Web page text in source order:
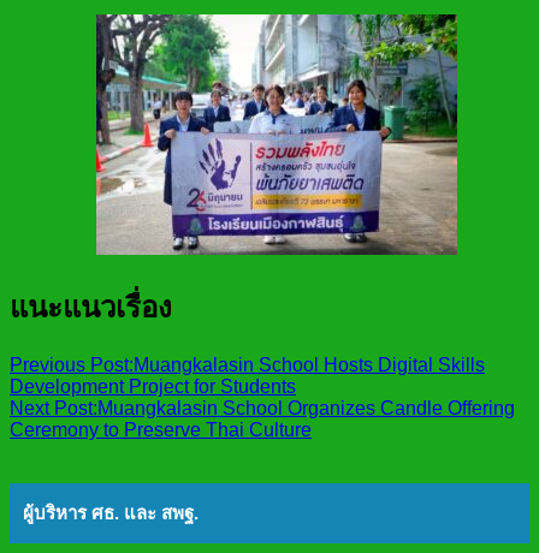
แนะแนวเรื่อง
Previous Post:Muangkalasin School Hosts Digital Skills
Development Project for Students
Next Post:Muangkalasin School Organizes Candle Offering
Ceremony to Preserve Thai Culture
ผู้บริหาร ศธ. และ สพฐ.